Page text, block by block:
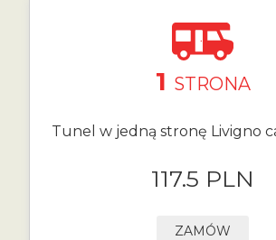
1 STRONA
Tunel w jedną stronę Livigno
117.5 PLN
ZAMÓW